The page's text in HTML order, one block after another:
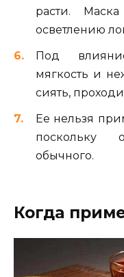
расти.
осветлению
Под
мягкость и
сиять,
Ее нельзя
поскольку
обычного.
Когда